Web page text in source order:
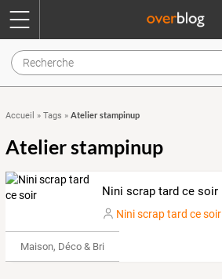
Accueil » Tags » Atelier stampinup
Atelier stampinup
Nini scrap tard ce soir
Nini scrap tard ce soir
Maison, Déco & Bricolage